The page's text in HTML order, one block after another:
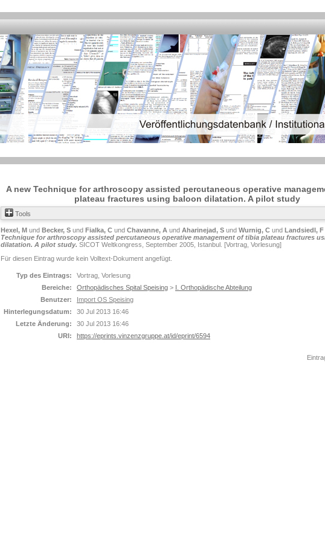
A new Technique for arthroscopy assisted percutaneous operative
plateau fractures using baloon dilatation. A pilot study
Tools
Hexel, M und Becker, S und Fialka, C und Chavanne, A und Aharinejad, S und Wurnig, C und Landsiedl, F
Technique for arthroscopy assisted percutaneous operative management of tibia plateau fractures
dilatation. A pilot study. SICOT Weltkongress, September 2005, Istanbul. [Vortrag, Vorlesung]
Für diesen Eintrag wurde kein Volltext-Dokument angefügt.
Typ des Eintrags:
Vortrag, Vorlesung
Bereiche:
Orthopädisches Spital Speising > I. Orthopädische Abteilung
Benutzer:
Import OS Speising
Hinterlegungsdatum:
30 Jul 2013 16:46
Letzte Änderung:
30 Jul 2013 16:46
URI:
https://eprints.vinzenzgruppe.at/id/eprint/6594